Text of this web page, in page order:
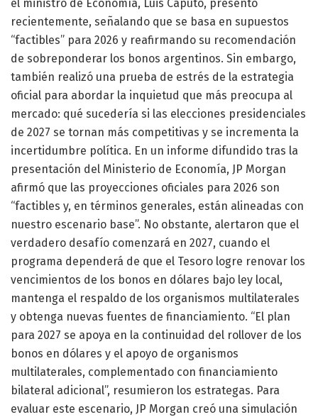
el ministro de Economía, Luis Caputo, presentó
recientemente, señalando que se basa en supuestos
“factibles” para 2026 y reafirmando su recomendación
de sobreponderar los bonos argentinos. Sin embargo,
también realizó una prueba de estrés de la estrategia
oficial para abordar la inquietud que más preocupa al
mercado: qué sucedería si las elecciones presidenciales
de 2027 se tornan más competitivas y se incrementa la
incertidumbre política. En un informe difundido tras la
presentación del Ministerio de Economía, JP Morgan
afirmó que las proyecciones oficiales para 2026 son
“factibles y, en términos generales, están alineadas con
nuestro escenario base”. No obstante, alertaron que el
verdadero desafío comenzará en 2027, cuando el
programa dependerá de que el Tesoro logre renovar los
vencimientos de los bonos en dólares bajo ley local,
mantenga el respaldo de los organismos multilaterales
y obtenga nuevas fuentes de financiamiento. “El plan
para 2027 se apoya en la continuidad del rollover de los
bonos en dólares y el apoyo de organismos
multilaterales, complementado con financiamiento
bilateral adicional”, resumieron los estrategas. Para
evaluar este escenario, JP Morgan creó una simulación